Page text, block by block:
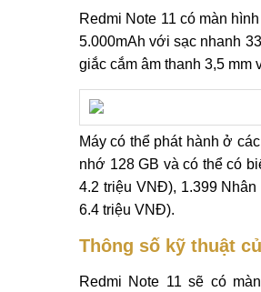
Redmi Note 11 có màn
5.000mAh với sạc nhanh
giắc cắm âm thanh 3,5 mm
Máy có thể phát hành ở
nhớ 128 GB và có thể có
4.2 triệu VNĐ), 1.399
6.4 triệu VNĐ).
Thông số kỹ thuật
Redmi Note 11 sẽ có